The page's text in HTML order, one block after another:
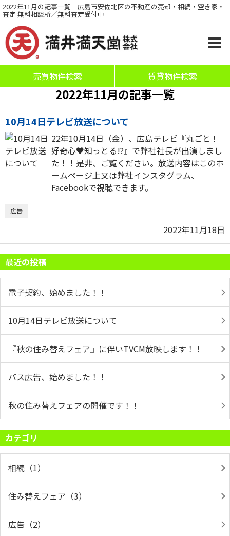
2022年11月の記事一覧｜広島市安佐北区の不動産の売却・相続・空き家・
査定 無料相談所／無料査定受付中
売買物件検索 賃貸物件検索
2022年11月の記事一覧
10月14日テレビ放送について
22年10月14日（金）、広島テレビ『丸ごと！
好奇心♥知っとる!?』で弊社社長が出演しまし
た！！是非、ご覧ください。放送内容はこのホ
ームページ上又は弊社インスタグラム、
Facebookで視聴できます。
広告
2022年11月18日
最近の投稿
電子契約、始めました！！
10月14日テレビ放送について
『秋の住み替えフェア』に伴いTVCM放映します！！
バス広告、始めました！！
秋の住み替えフェアの開催です！！
カテゴリ
相続（1）
住み替えフェア（3）
広告（2）